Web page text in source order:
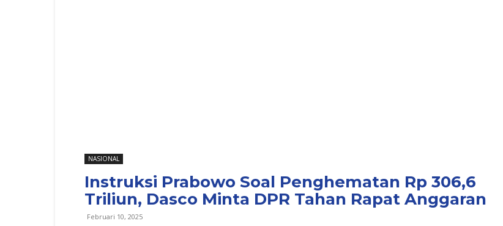
NASIONAL
Instruksi Prabowo Soal Penghematan Rp 306,6
Triliun, Dasco Minta DPR Tahan Rapat Anggaran
Februari 10, 2025